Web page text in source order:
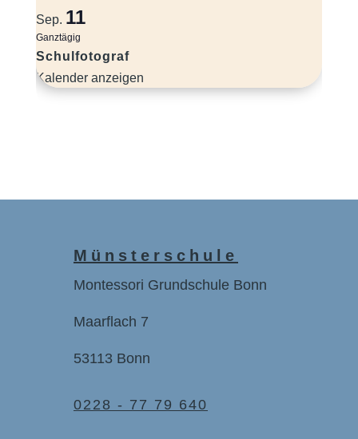
Sep. 11
Ganztägig
Schulfotograf
Kalender anzeigen
Münsterschule
Montessori Grundschule Bonn
Maarflach 7
53113 Bonn
0228 - 77 79 640